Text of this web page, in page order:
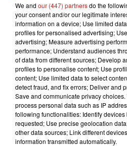
parce qu’elle fait son travail.
faites aussi du mal.Quand vous
l’êtes avec moi. Alors, soyez
Please read. Sending you all
pic.twitter.com/VOW6fet7Ht
— Sarah Drew (@sarahdrew)8
Musique
We and our (447) partnersdo the
your consent and/or our legitimate
information on a device; Use limited
profiles for personalised advertising;
advertising; Measure advertising
performance; Understand audiences
of data from different sources; Develop
profiles to personalise content; Use
content; Use limited data to select
detect fraud, and fix errors; Deliver and
Save and communicate privacy
process personal data such as IP
following functionalities: Identify
requested; Use precise geolocation
other data sources; Link different
information transmitted automatically.